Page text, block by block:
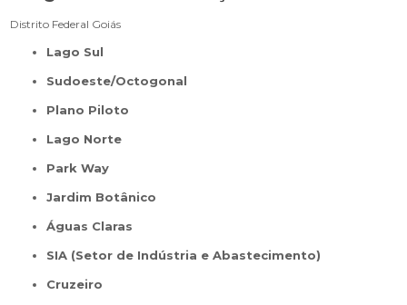
Distrito Federal Goiás
Lago Sul
Sudoeste/Octogonal
Plano Piloto
Lago Norte
Park Way
Jardim Botânico
Águas Claras
SIA (Setor de Indústria e Abastecimento)
Cruzeiro